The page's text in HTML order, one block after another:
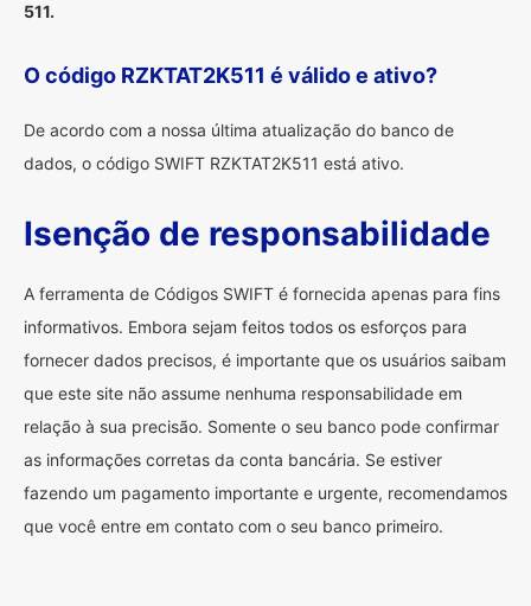
511.
O código RZKTAT2K511 é válido e ativo?
De acordo com a nossa última atualização do banco de
dados, o código SWIFT RZKTAT2K511 está ativo.
Isenção de responsabilidade
A ferramenta de Códigos SWIFT é fornecida apenas para fins
informativos. Embora sejam feitos todos os esforços para
fornecer dados precisos, é importante que os usuários saibam
que este site não assume nenhuma responsabilidade em
relação à sua precisão. Somente o seu banco pode confirmar
as informações corretas da conta bancária. Se estiver
fazendo um pagamento importante e urgente, recomendamos
que você entre em contato com o seu banco primeiro.